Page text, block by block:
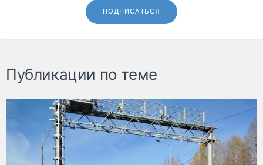
ПОДПИСАТЬСЯ
Публикации по теме